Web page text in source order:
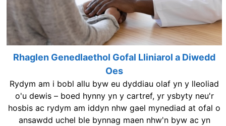
Rhaglen Genedlaethol Gofal Lliniarol a Diwedd
Oes
Rydym am i bobl allu byw eu dyddiau olaf yn y lleoliad
o'u dewis – boed hynny yn y cartref, yr ysbyty neu'r
hosbis ac rydym am iddyn nhw gael mynediad at ofal o
ansawdd uchel ble bynnag maen nhw'n byw ac yn